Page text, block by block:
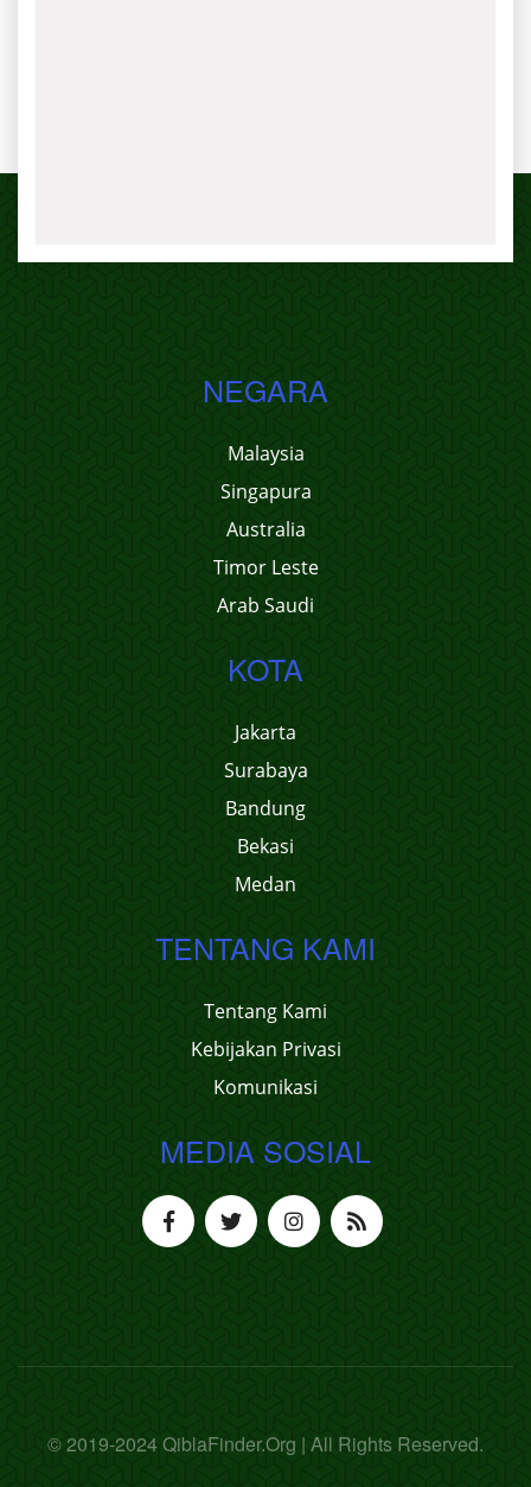
NEGARA
Malaysia
Singapura
Australia
Timor Leste
Arab Saudi
KOTA
Jakarta
Surabaya
Bandung
Bekasi
Medan
TENTANG KAMI
Tentang Kami
Kebijakan Privasi
Komunikasi
MEDIA SOSIAL
© 2019-2024 QiblaFinder.Org | All Rights Reserved.